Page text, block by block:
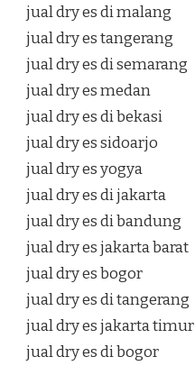
jual dry es di malang
jual dry es tangerang
jual dry es di semarang
jual dry es medan
jual dry es di bekasi
jual dry es sidoarjo
jual dry es yogya
jual dry es di jakarta
jual dry es di bandung
jual dry es jakarta barat
jual dry es bogor
jual dry es di tangerang
jual dry es jakarta timur
jual dry es di bogor